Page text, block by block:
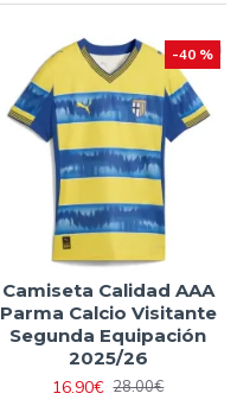
-40 %
Camiseta Calidad AAA
Parma Calcio Visitante
Segunda Equipación
2025/26
16.90€ 28.00€